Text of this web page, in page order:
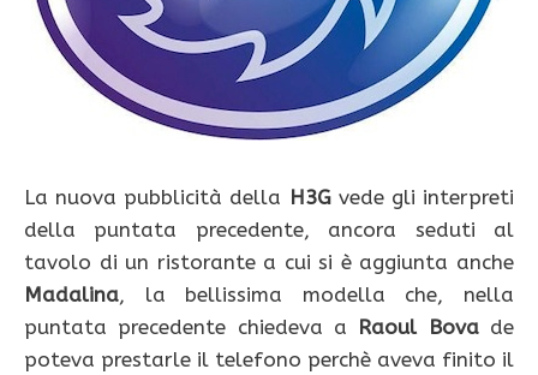
La nuova pubblicità della H3Gvede gli interpreti
della puntata precedente, ancora seduti al
tavolo di un ristorante a cui si è aggiunta anche
Madalina, la bellissima modella che, nella
puntata precedente chiedeva a Raoul Bovade
poteva prestarle il telefono perchè aveva finito il